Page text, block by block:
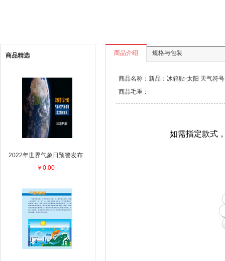
商品精选
2022年世界气象日预警发布
￥0.00
商品介绍 规格与包装
商品名称：新品：冰箱贴-太阳 天气符号
商品毛重：
如需指定款式